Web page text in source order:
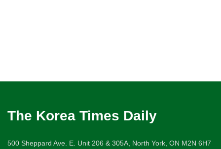
The Korea Times Daily
500 Sheppard Ave. E. Unit 206 & 305A, North York, ON M2N 6H7